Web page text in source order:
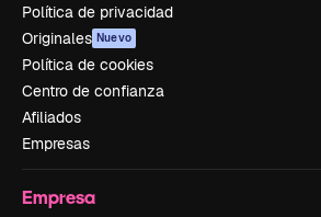
Política de privacidad
Originales Nuevo
Política de cookies
Centro de confianza
Afiliados
Empresas
Empresa